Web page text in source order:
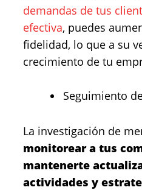
demandas de tus
efectiva, puedes
fidelidad, lo que a su
crecimiento de tu
Seguimiento
La investigación de
monitorear a tus
mantenerte
actividades y